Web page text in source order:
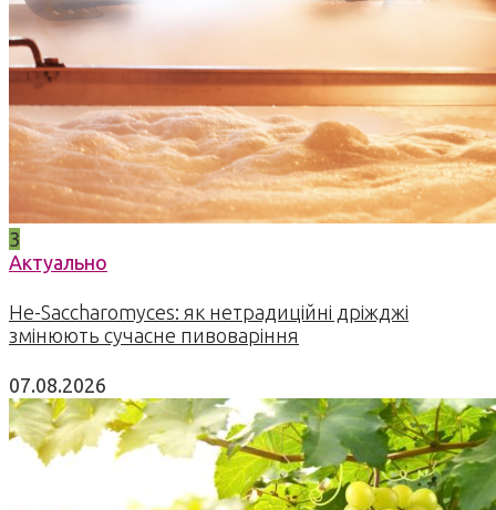
3
Актуально
Не-Saccharomyces: як нетрадиційні дріжджі
змінюють сучасне пивоваріння
07.08.2026